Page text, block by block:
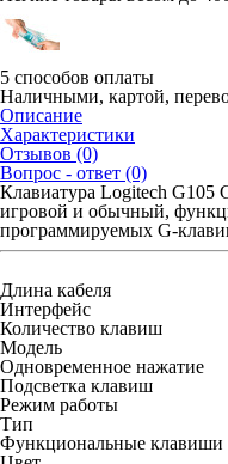
5 способов оплаты
Наличными, картой,
Описание
Характеристики
Отзывов (0)
Вопрос - ответ (0)
Клавиатура Logitech G105
игровой и обычный,
программируемых G-
Длина кабеля
Интерфейс
Количество клавиш
Модель
Одновременное нажатие
Подсветка клавиш
Режим работы
Тип
Функциональные клавиши